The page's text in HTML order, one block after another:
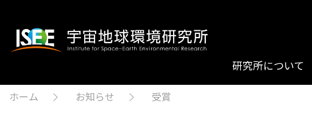
研究所について
ホーム お知らせ 受賞